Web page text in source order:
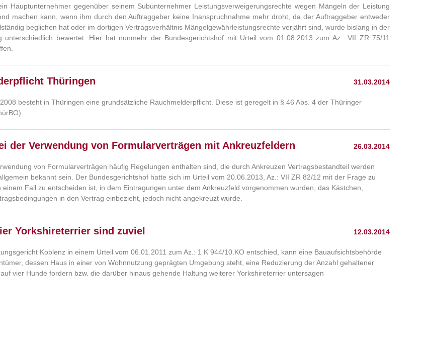
Hauptunternehmer gegenüber seinem Subunternehmer Leistungsverweigerungsrechte wegen Mängeln der Leistung
machen kann, wenn ihm durch den Auftraggeber keine Inanspruchnahme mehr droht, da der Auftraggeber entweder
beglichen hat oder im dortigen Vertragsverhältnis Mängelgewährleistungsrechte verjährt sind, wurde bislang in der
unterschiedlich bewertet. Hier hat nunmehr der Bundesgerichtshof mit Urteil vom 01.08.2013 zum Az.: VII ZR 75/11
31.03.2014
Thüringen
besteht in Thüringen eine grundsätzliche Rauchmelderpflicht. Diese ist geregelt in § 46 Abs. 4 der Thüringer
26.03.2014
der Verwendung von Formularverträgen mit Ankreuzfeldern
von Formularverträgen häufig Regelungen enthalten sind, die durch Ankreuzen Vertragsbestandteil werden
bekannt sein. Der Bundesgerichtshof hatte sich im Urteil vom 20.06.2013, Az.: VII ZR 82/12 mit der Frage zu
einem Fall zu entscheiden ist, in dem Eintragungen unter dem Ankreuzfeld vorgenommen wurden, das Kästchen,
in den Vertrag einbezieht, jedoch nicht angekreuzt wurde.
12.03.2014
Yorkshireterrier sind zuviel
Koblenz in einem Urteil vom 06.01.2011 zum Az.: 1 K 944/10.KO entschied, kann eine Bauaufsichtsbehörde
dessen Haus in einer von Wohnnutzung geprägten Umgebung steht, eine Reduzierung der Anzahl gehaltener
vier Hunde fordern bzw. die darüber hinaus gehende Haltung weiterer Yorkshireterrier untersagen